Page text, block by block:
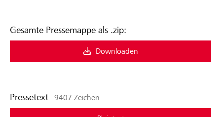
Gesamte Pressemappe als .zip:
Downloaden
Pressetext 9407 Zeichen